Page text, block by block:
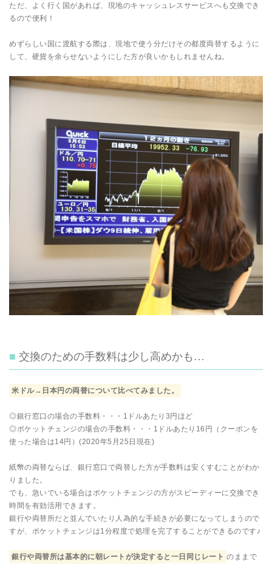
ただ、よく行く国があれば、現地のキャッシュレスサービスへも交換でき
るので便利！
めずらしい国に渡航する際は、現地で使う分だけその都度両替するように
して、硬貨を余らせないようにした方が良いかもしれませんね。
交換のための手数料は少し高めかも…
米ドル→日本円の両替について比べてみました。
◎銀行窓口の場合の手数料・・・1ドルあたり3円ほど
◎ポケットチェンジの場合の手数料・・・1ドルあたり16円（クーポンを
使った場合は14円）(2020年5月25日現在)
紙幣の両替ならば、銀行窓口で両替した方が手数料は安くすむことがわか
りました。
でも、急いでいる場合はポケットチェンジの方がスピーディーに交換でき
時間を有効活用できます。
銀行や両替所だと並んでいたり人為的な手続きが必要になってしまうので
すが、ポケットチェンジは1分程度で処理を完了することができるのです♪
銀行や両替所は基本的に朝レートが決定すると一日同じレート のままで